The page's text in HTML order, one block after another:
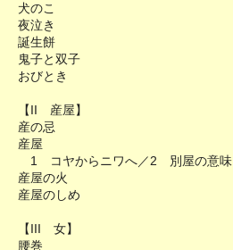
犬のこ
夜泣き
誕生餅
鬼子と双子
おびとき
【II 産屋】
産の忌
産屋
1 コヤからニワへ／2 別屋の意味
産屋の火
産屋のしめ
【III 女】
腰巻